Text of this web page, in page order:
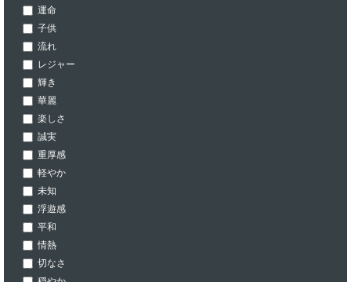
運命
子供
流れ
レジャー
輝き
華麗
楽しさ
誠実
重厚感
軽やか
未知
浮遊感
平和
情熱
切なさ